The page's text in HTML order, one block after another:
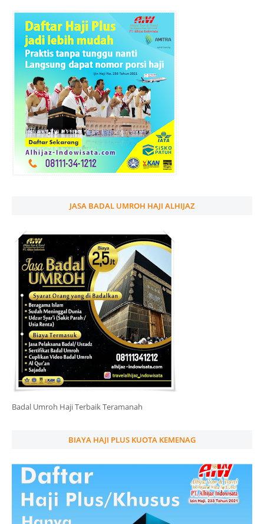
JASA BADAL UMROH HAJI ALHIJAZ
Badal Umroh Haji Terbaik Teramanah
BIAYA HAJI PLUS KUOTA KEMENAG